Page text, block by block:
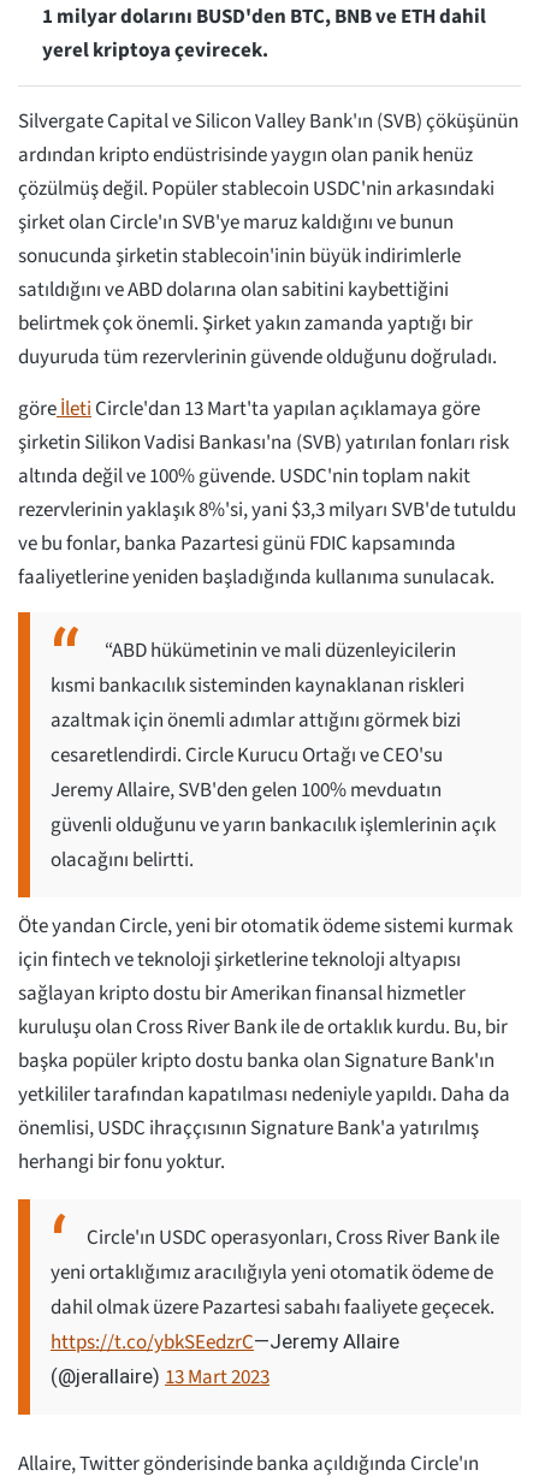
1 milyar dolarını BUSD'den BTC, BNB ve ETH dahil
yerel kriptoya çevirecek.
Silvergate Capital ve Silicon Valley Bank'ın (SVB) çöküşünün
ardından kripto endüstrisinde yaygın olan panik henüz
çözülmüş değil. Popüler stablecoin USDC'nin arkasındaki
şirket olan Circle'ın SVB'ye maruz kaldığını ve bunun
sonucunda şirketin stablecoin'inin büyük indirimlerle
satıldığını ve ABD dolarına olan sabitini kaybettiğini
belirtmek çok önemli. Şirket yakın zamanda yaptığı bir
duyuruda tüm rezervlerinin güvende olduğunu doğruladı.
göreİletiCircle'dan 13 Mart'ta yapılan açıklamaya göre
şirketin Silikon Vadisi Bankası'na (SVB) yatırılan fonları risk
altında değil ve 100% güvende. USDC'nin toplam nakit
rezervlerinin yaklaşık 8%'si, yani $3,3 milyarı SVB'de tutuldu
ve bu fonlar, banka Pazartesi günü FDIC kapsamında
faaliyetlerine yeniden başladığında kullanıma sunulacak.
“ABD hükümetinin ve mali düzenleyicilerin
kısmi bankacılık sisteminden kaynaklanan riskleri
azaltmak için önemli adımlar attığını görmek bizi
cesaretlendirdi. Circle Kurucu Ortağı ve CEO'su
Jeremy Allaire, SVB'den gelen 100% mevduatın
güvenli olduğunu ve yarın bankacılık işlemlerinin açık
olacağını belirtti.
Öte yandan Circle, yeni bir otomatik ödeme sistemi kurmak
için fintech ve teknoloji şirketlerine teknoloji altyapısı
sağlayan kripto dostu bir Amerikan finansal hizmetler
kuruluşu olan Cross River Bank ile de ortaklık kurdu. Bu, bir
başka popüler kripto dostu banka olan Signature Bank'ın
yetkililer tarafından kapatılması nedeniyle yapıldı. Daha da
önemlisi, USDC ihraççısının Signature Bank'a yatırılmış
herhangi bir fonu yoktur.
Circle'ın USDC operasyonları, Cross River Bank ile
yeni ortaklığımız aracılığıyla yeni otomatik ödeme de
dahil olmak üzere Pazartesi sabahı faaliyete geçecek.
https://t.co/ybkSEedzrC—Jeremy Allaire
(@jerallaire) 13 Mart 2023
Allaire, Twitter gönderisinde banka açıldığında Circle'ın